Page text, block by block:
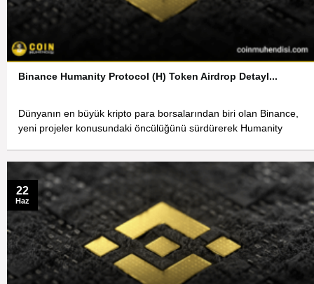
Binance Humanity Protocol (H) Token Airdrop Detayl...
Dünyanın en büyük kripto para borsalarından biri olan Binance,
yeni projeler konusundaki öncülüğünü sürdürerek Humanity
22
Haz